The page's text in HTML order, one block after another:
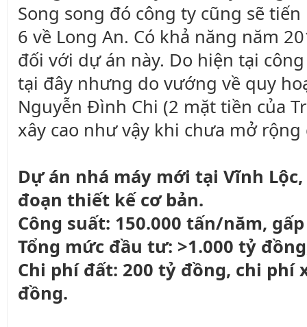
Song song đó công ty cũng sẽ
6 về Long An. Có khả năng năm
đối với dự án này. Do hiện tại
tại đây nhưng do vướng về quy
Nguyễn Đình Chi (2 mặt tiền của
xây cao như vậy khi chưa mở
Dự án nhá máy mới tại Vĩnh
đoạn thiết kế cơ bản.
Công suất: 150.000 tấn/năm,
Tổng mức đầu tư: >1.000 tỷ
Chi phí đất: 200 tỷ đồng, chi phí
đồng.